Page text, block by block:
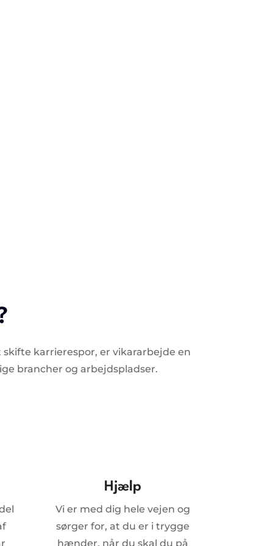
karrierespor, er vikararbejde en
brancher og arbejdspladser.
Hjælp
Vi er med dig hele vejen og
sørger for, at du er i trygge
hænder, når du skal du på